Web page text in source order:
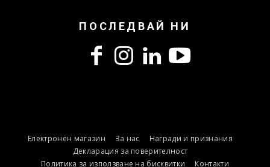
ПОСЛЕДВАЙ НИ
Електронен магазин За нас
Награди и признания
Декларация за поверителност
Политика за използване на бисквитки
Контакти